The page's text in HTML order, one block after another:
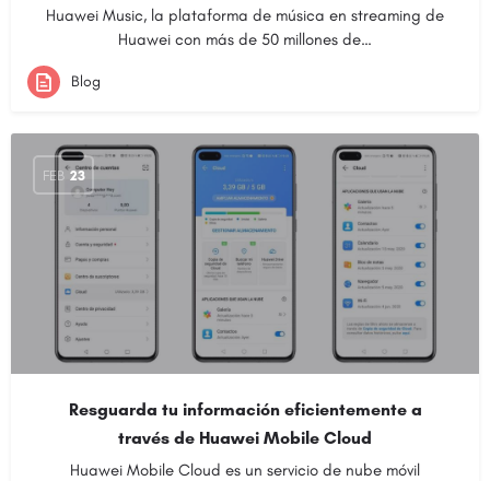
Huawei Music, la plataforma de música en streaming de
Huawei con más de 50 millones de…
Blog
FEB 23
Resguarda tu información eficientemente a
través de Huawei Mobile Cloud
Huawei Mobile Cloud es un servicio de nube móvil